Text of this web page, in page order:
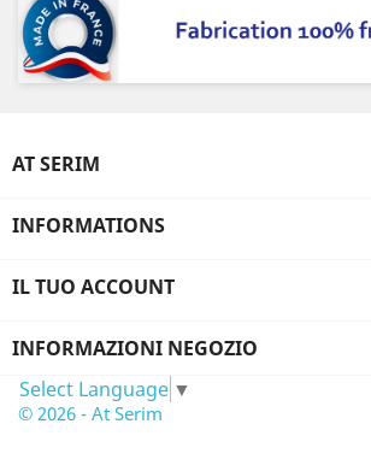
AT SERIM
INFORMATIONS
IL TUO ACCOUNT
INFORMAZIONI NEGOZIO
Select Language ▼
© 2026 - At Serim